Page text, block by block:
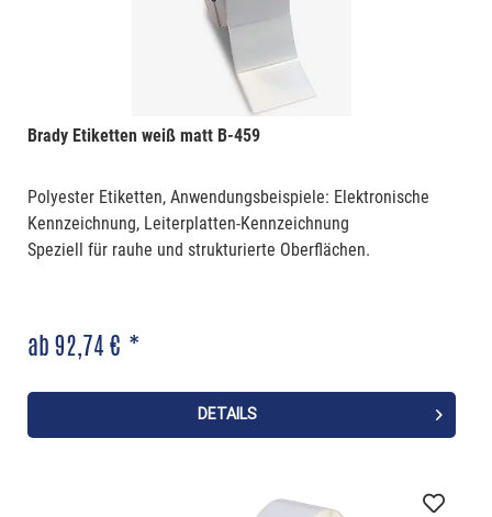
Brady Etiketten weiß matt B-459
Polyester Etiketten, Anwendungsbeispiele: Elektronische
Kennzeichnung, Leiterplatten-Kennzeichnung
Speziell für rauhe und strukturierte Oberflächen.
ab 92,74 € *
DETAILS